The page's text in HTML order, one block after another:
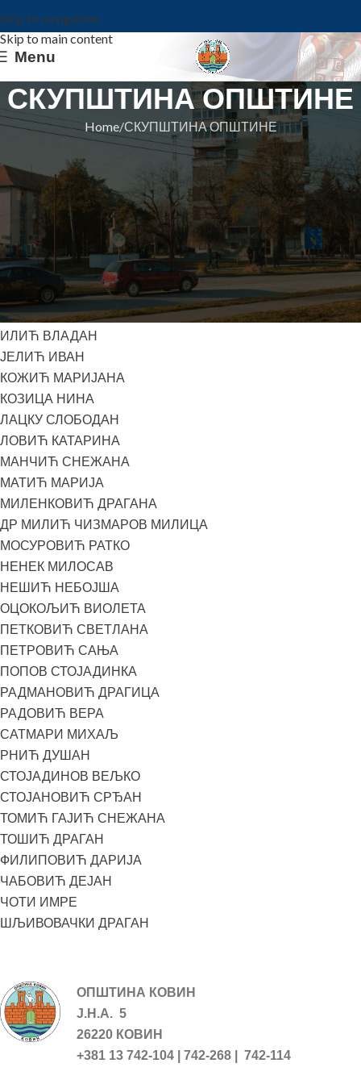
Skip to navigation
Skip to main content
Menu
СКУПШТИНА ОПШТИНЕ
Home СКУПШТИНА ОПШТИНЕ
ОДБОРНИЦИ НА КОНСТИТУТИВНОЈ
СЕДНИЦИ ОД 15. ЈУЛА 2024. ГОДИНЕ
БРАДАЊИ ЗОРАН
ВУКША СРЂАН
ВУЛИЋЕВИЋ БРАНКО
ГРУЈИЧИЋ МИЛЕНКО
ДИВАЦ ДАРКО
ДОЛОВАЧКИ ВАСА
ИЛИЋ ВЛАДАН
ЈЕЛИЋ ИВАН
КОЖИЋ МАРИЈАНА
КОЗИЦА НИНА
ЛАЦКУ СЛОБОДАН
ЛОВИЋ КАТАРИНА
МАНЧИЋ СНЕЖАНА
МАТИЋ МАРИЈА
МИЛЕНКОВИЋ ДРАГАНА
ДР МИЛИЋ ЧИЗМАРОВ МИЛИЦА
МОСУРОВИЋ РАТКО
НЕНЕК МИЛОСАВ
НЕШИЋ НЕБОЈША
ОЦОКОЉИЋ ВИОЛЕТА
ПЕТКОВИЋ СВЕТЛАНА
ПЕТРОВИЋ САЊА
ПОПОВ СТОЈАДИНКА
РАДМАНОВИЋ ДРАГИЦА
РАДОВИЋ ВЕРА
САТМАРИ МИХАЉ
РНИЋ ДУШАН
СТОЈАДИНОВ ВЕЉКО
СТОЈАНОВИЋ СРЂАН
ТОМИЋ ГАЈИЋ СНЕЖАНА
ТОШИЋ ДРАГАН
ФИЛИПОВИЋ ДАРИЈА
ЧАБОВИЋ ДЕЈАН
ЧОТИ ИМРЕ
ШЉИВОВАЧКИ ДРАГАН
ОПШТИНА КОВИН
Ј.Н.А. 5
26220 КОВИН
+381 13 742-104 | 742-268 | 742-114